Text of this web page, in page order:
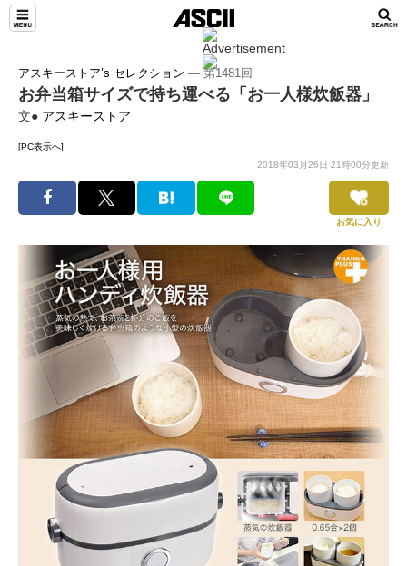
アスキーストア’s セレクション ― 第1481回
お弁当箱サイズで持ち運べる「お一人様炊飯器」
文● アスキーストア
[PC表示へ]
2018年03月26日 21時00分更新
お気に入り